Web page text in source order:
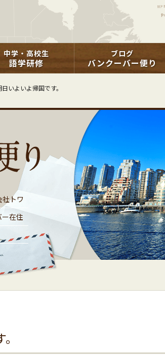
中学・高校生
語学研修
ブログ
バンクーバー便り
日いよいよ帰国です。
社トワ
在住